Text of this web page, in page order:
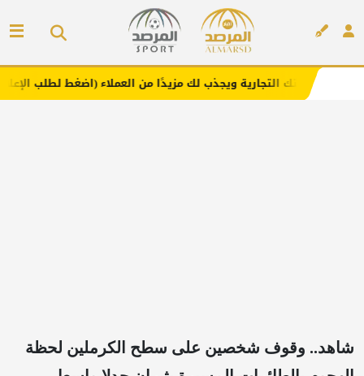
ويجذب لك مزيدًا من العملاء (اضغط لطلب الإعلان)
شاهد.. وقوف شخصين على سطح الكرملين لحظة